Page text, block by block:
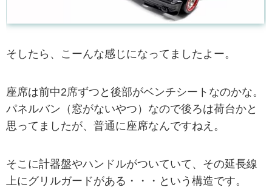
そしたら、こーんな感じになってましたよー。
座席は前中2席ずつと後部がベンチシートなのかな。
パネルバン（窓がないやつ）なので後ろは荷台かと
思ってましたが、普通に座席なんですねえ。
そこに計器盤やハンドルがついていて、その延長線
上にグリルガードがある・・・という構造です。